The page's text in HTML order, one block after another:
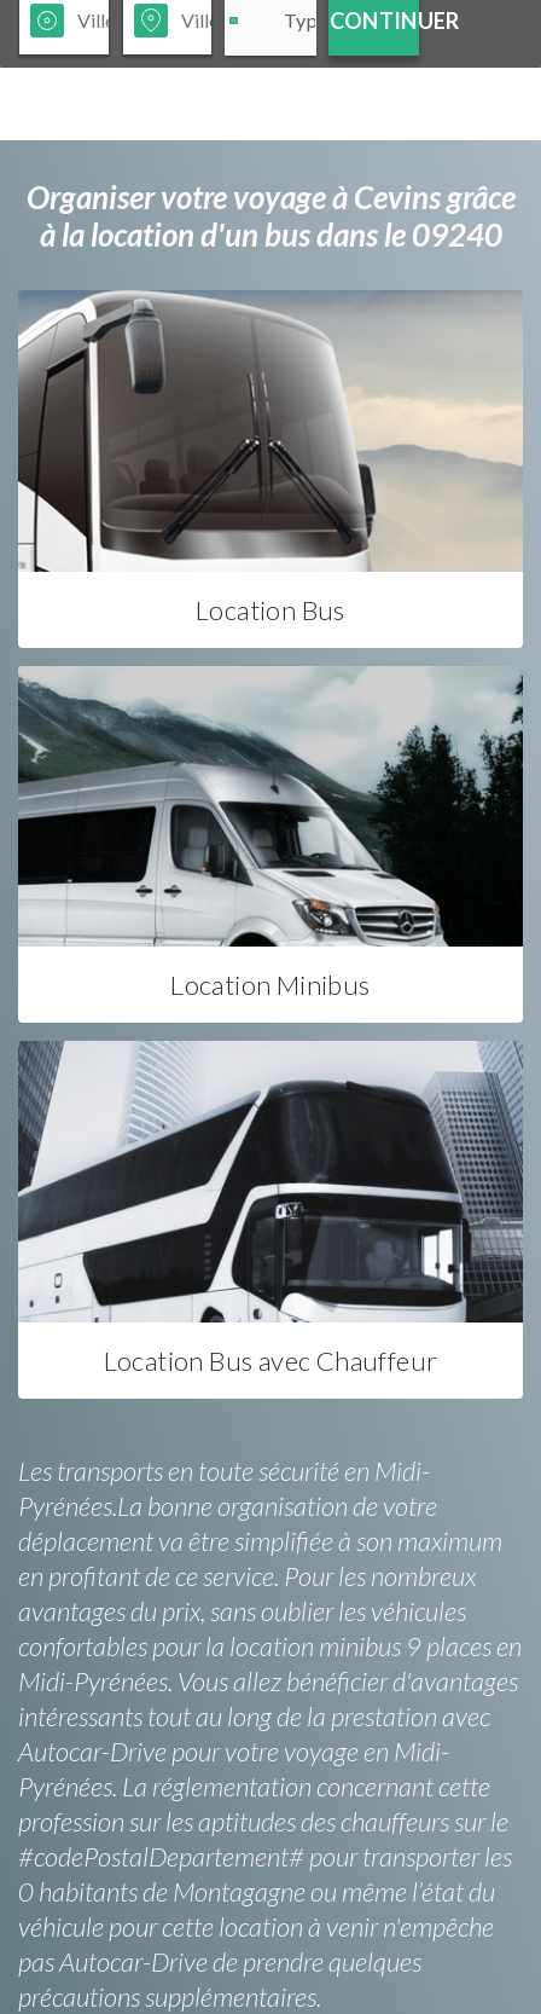
CONTINUER
Organiser votre voyage à Cevins grâce
à la location d'un bus dans le 09240
Location Bus
Location Minibus
Location Bus avec Chauffeur
Les transports en toute sécurité en Midi-
Pyrénées.La bonne organisation de votre
déplacement va être simplifiée à son maximum
en profitant de ce service. Pour les nombreux
avantages du prix, sans oublier les véhicules
confortables pour la location minibus 9 places en
Midi-Pyrénées. Vous allez bénéficier d'avantages
intéressants tout au long de la prestation avec
Autocar-Drive pour votre voyage en Midi-
Pyrénées. La réglementation concernant cette
profession sur les aptitudes des chauffeurs sur le
#codePostalDepartement# pour transporter les
0 habitants de Montagagne ou même l’état du
véhicule pour cette location à venir n'empêche
pas Autocar-Drive de prendre quelques
précautions supplémentaires.